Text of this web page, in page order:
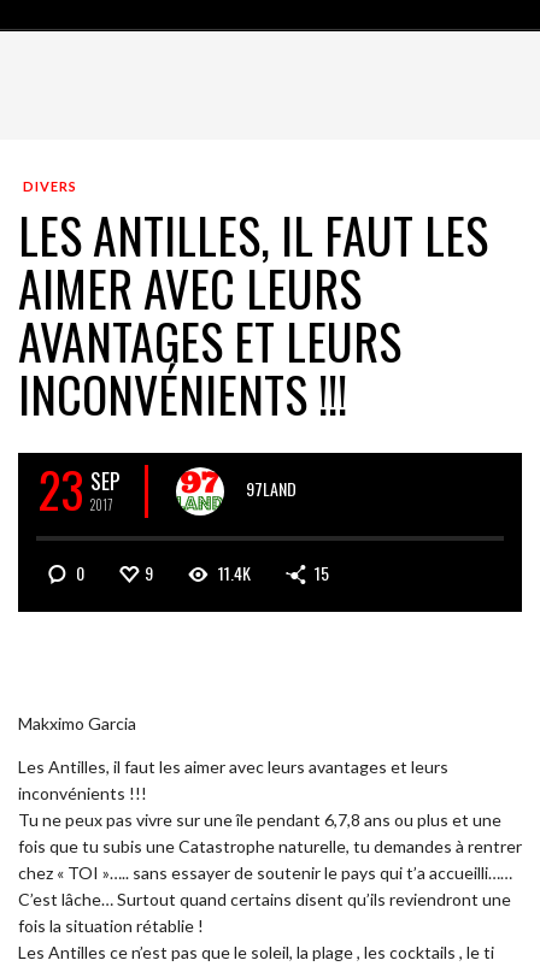
DIVERS
LES ANTILLES, IL FAUT LES
AIMER AVEC LEURS
AVANTAGES ET LEURS
INCONVÉNIENTS !!!
23 SEP
2017
97LAND
0 9 11.4K 15
Makximo Garcia
Les Antilles, il faut les aimer avec leurs avantages et leurs
inconvénients !!!
Tu ne peux pas vivre sur une île pendant 6,7,8 ans ou plus et une
fois que tu subis une Catastrophe naturelle, tu demandes à rentrer
chez « TOI »….. sans essayer de soutenir le pays qui t’a accueilli……
C’est lâche… Surtout quand certains disent qu’ils reviendront une
fois la situation rétablie !
Les Antilles ce n’est pas que le soleil, la plage , les cocktails , le ti